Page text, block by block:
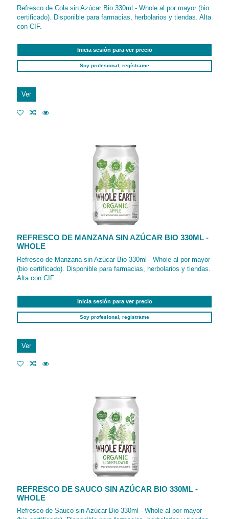
Refresco de Cola sin Azúcar Bio 330ml - Whole al por mayor (bio
certificado). Disponible para farmacias, herbolarios y tiendas. Alta
con CIF.
Inicia sesión para ver precio
Soy profesional, regístrame
Ver
REFRESCO DE MANZANA SIN AZÚCAR BIO 330ML -
WHOLE
Refresco de Manzana sin Azúcar Bio 330ml - Whole al por mayor
(bio certificado). Disponible para farmacias, herbolarios y tiendas.
Alta con CIF.
Inicia sesión para ver precio
Soy profesional, regístrame
Ver
REFRESCO DE SAUCO SIN AZÚCAR BIO 330ML -
WHOLE
Refresco de Sauco sin Azúcar Bio 330ml - Whole al por mayor